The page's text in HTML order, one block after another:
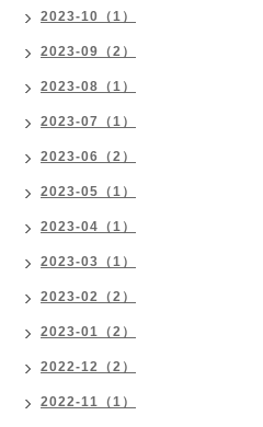
2023-10（1）
2023-09（2）
2023-08（1）
2023-07（1）
2023-06（2）
2023-05（1）
2023-04（1）
2023-03（1）
2023-02（2）
2023-01（2）
2022-12（2）
2022-11（1）